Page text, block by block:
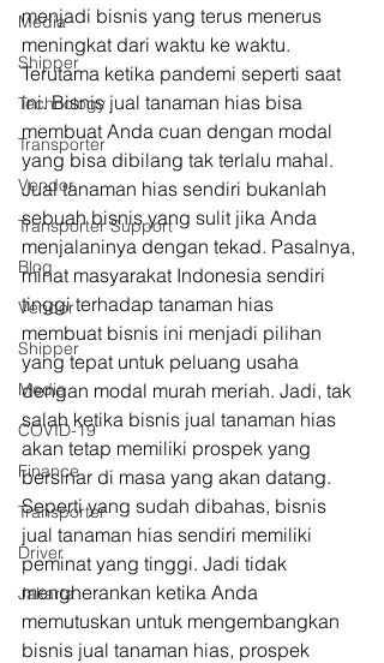
Media
Shipper
Technology
Transporter
Vendor
Transporter Support
Blog
Vendor
Shipper
Media
COVID-19
Finance
Transporter
Driver
Jakarta
menjadi bisnis yang terus menerus
meningkat dari waktu ke waktu.
Terutama ketika pandemi seperti saat
ini. Bisnis jual tanaman hias bisa
membuat Anda cuan dengan modal
yang bisa dibilang tak terlalu mahal.
Jual tanaman hias sendiri bukanlah
sebuah bisnis yang sulit jika Anda
menjalaninya dengan tekad. Pasalnya,
minat masyarakat Indonesia sendiri
tinggi terhadap tanaman hias
membuat bisnis ini menjadi pilihan
yang tepat untuk peluang usaha
dengan modal murah meriah. Jadi, tak
salah ketika bisnis jual tanaman hias
akan tetap memiliki prospek yang
bersinar di masa yang akan datang.
Seperti yang sudah dibahas, bisnis
jual tanaman hias sendiri memiliki
peminat yang tinggi. Jadi tidak
mengherankan ketika Anda
memutuskan untuk mengembangkan
bisnis jual tanaman hias, prospek